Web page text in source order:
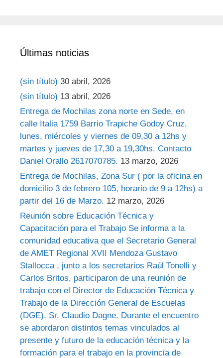
Últimas noticias
(sin título) 30 abril, 2026
(sin título) 13 abril, 2026
Entrega de Mochilas zona norte en Sede, en
calle Italia 1759 Barrio Trapiche Godoy Cruz,
lunes, miércoles y viernes de 09,30 a 12hs y
martes y jueves de 17,30 a 19,30hs. Contacto
Daniel Orallo 2617070785. 13 marzo, 2026
Entrega de Mochilas, Zona Sur ( por la oficina en
domicilio 3 de febrero 105, horario de 9 a 12hs) a
partir del 16 de Marzo. 12 marzo, 2026
Reunión sobre Educación Técnica y
Capacitación para el Trabajo Se informa a la
comunidad educativa que el Secretario General
de AMET Regional XVII Mendoza Gustavo
Stallocca , junto a los secretarios Raúl Tonelli y
Carlos Britos, participaron de una reunión de
trabajo con el Director de Educación Técnica y
Trabajo de la Dirección General de Escuelas
(DGE), Sr. Claudio Dagne. Durante el encuentro
se abordaron distintos temas vinculados al
presente y futuro de la educación técnica y la
formación para el trabajo en la provincia de